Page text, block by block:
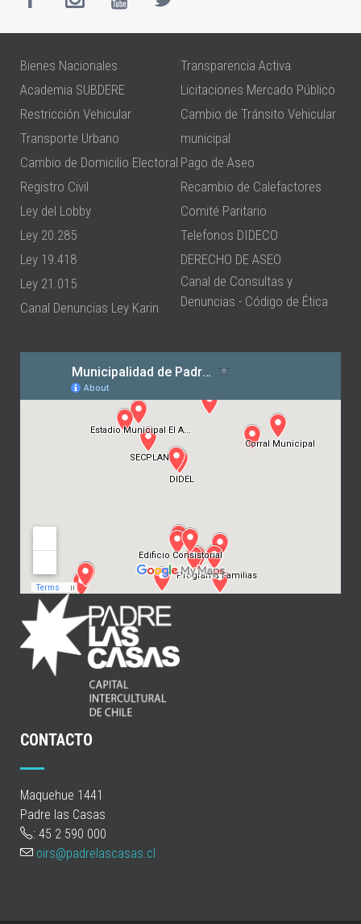
Bienes Nacionales
Academia SUBDERE
Restricción Vehicular
Transporte Urbano
Cambio de Domicilio Electoral
Registro Civil
Ley del Lobby
Ley 20.285
Ley 19.418
Ley 21.015
Canal Denuncias Ley Karin
Transparencia Activa
Licitaciones Mercado Público
Cambio de Tránsito Vehicular
municipal
Pago de Aseo
Recambio de Calefactores
Comité Paritario
Telefonos DIDECO
DERECHO DE ASEO
Canal de Consultas y
Denuncias - Código de Ética
CONTACTO
Maquehue 1441
Padre las Casas
: 45 2 590 000
oirs@padrelascasas.cl